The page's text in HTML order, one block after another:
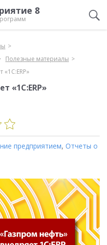
8
Полезные материалы
«1С:ERP»
«1С:ERP»
предприятием, Отчеты о